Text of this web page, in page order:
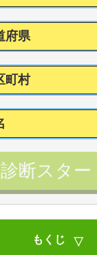
診断スター
もくじ